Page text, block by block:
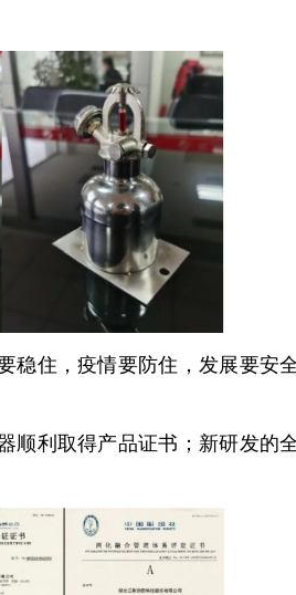
稳住，疫情要防住，发展要安
顺利取得产品证书；新研发的